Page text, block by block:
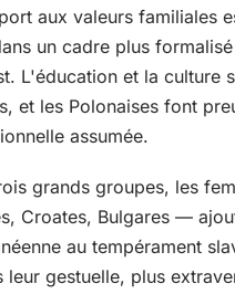
aux valeurs familiales
un cadre plus
L'éducation et la culture
et les Polonaises font
assumée.
grands groupes, les
Croates, Bulgares —
au tempérament
leur gestuelle, plus